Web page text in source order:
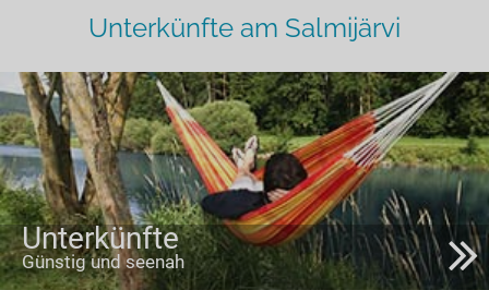
Unterkünfte am Salmijärvi
Unterkünfte
Günstig und seenah